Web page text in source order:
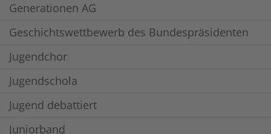
Generationen AG
Geschichtswettbewerb des Bundespräsidenten
Jugendchor
Jugendschola
Jugend debattiert
Juniorband